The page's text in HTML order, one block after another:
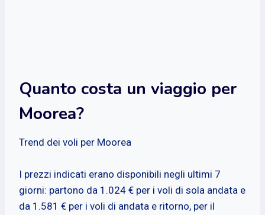
Quanto costa un viaggio per
Moorea?
Trend dei voli per Moorea
I prezzi indicati erano disponibili negli ultimi 7
giorni: partono da 1.024 € per i voli di sola andata e
da 1.581 € per i voli di andata e ritorno, per il